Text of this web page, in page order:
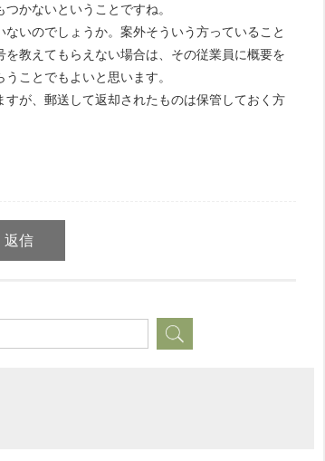
かないということですね。
いのでしょうか。案外そういう方っていること
教えてもらえない場合は、その従業員に概要を
ことでもよいと思います。
が、郵送して返却されたものは保管しておく方
返信
税務経理